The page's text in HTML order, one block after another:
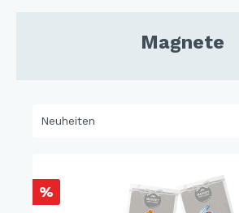
Magnete
%